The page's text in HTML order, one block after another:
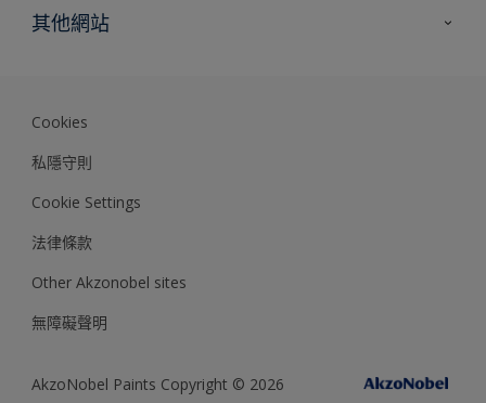
專家見解
色彩準確度
其他網站
Cookies
私隱守則
Cookie Settings
法律條款
Other Akzonobel sites
無障礙聲明
AkzoNobel Paints Copyright © 2026